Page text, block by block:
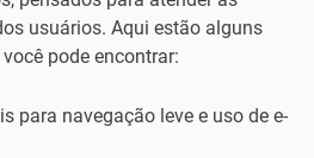
usuários. Aqui estão alguns
pode encontrar:
para navegação leve e uso de e-